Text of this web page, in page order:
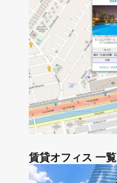
賃貸オフィス 一覧